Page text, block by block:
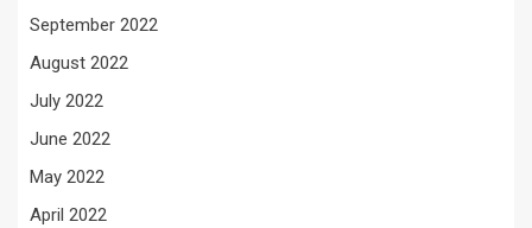
September 2022
August 2022
July 2022
June 2022
May 2022
April 2022